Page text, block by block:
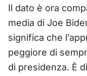
Il dato è ora
media di Joe
significa che
peggiore di
di presidenza. È